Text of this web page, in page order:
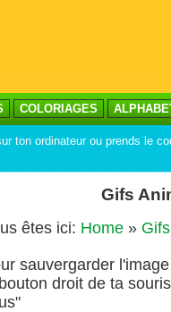
COLORIAGES
ton ordinateur ou prends le
Gifs
êtes ici: Home »
sauvergarder
droit de ta